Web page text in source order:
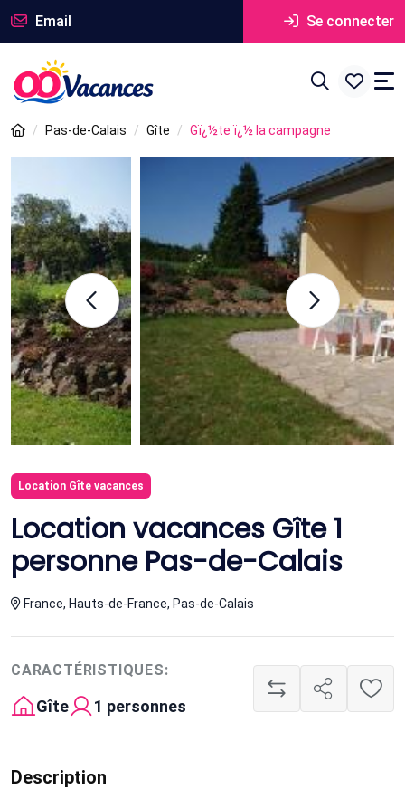
Email Se connecter
Pas-de-Calais Gîte Gï¿½te ï¿½ la campagne
Location Gîte vacances
Location vacances Gîte 1
personne Pas-de-Calais
France, Hauts-de-France, Pas-de-Calais
CARACTÉRISTIQUES:
Gîte 1 personnes
Description